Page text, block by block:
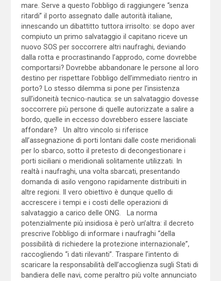
mare. Serve a questo l’obbligo di raggiungere “senza
ritardi” il porto assegnato dalle autorità italiane,
innescando un dibattitto tuttora irrisolto: se dopo aver
compiuto un primo salvataggio il capitano riceve un
nuovo SOS per soccorrere altri naufraghi, deviando
dalla rotta e procrastinando l’approdo, come dovrebbe
comportarsi? Dovrebbe abbandonare le persone al loro
destino per rispettare l’obbligo dell’immediato rientro in
porto? Lo stesso dilemma si pone per l’insistenza
sull’idoneità tecnico-nautica: se un salvataggio dovesse
soccorrere più persone di quelle autorizzate a salire a
bordo, quelle in eccesso dovrebbero essere lasciate
affondare? Un altro vincolo si riferisce
all’assegnazione di porti lontani dalle coste meridionali
per lo sbarco, sotto il pretesto di decongestionare i
porti siciliani o meridionali solitamente utilizzati. In
realtà i naufraghi, una volta sbarcati, presentando
domanda di asilo vengono rapidamente distribuiti in
altre regioni. Il vero obiettivo è dunque quello di
accrescere i tempi e i costi delle operazioni di
salvataggio a carico delle ONG. La norma
potenzialmente più insidiosa è però un’altra: il decreto
prescrive l’obbligo di informare i naufraghi “della
possibilità di richiedere la protezione internazionale”,
raccogliendo “i dati rilevanti”. Traspare l’intento di
scaricare la responsabilità dell’accoglienza sugli Stati di
bandiera delle navi, come peraltro più volte annunciato